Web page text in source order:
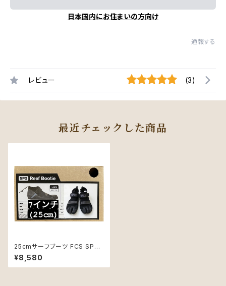
日本国内にお住まいの方向け
通報する
レビュー (3)
最近チェックした商品
25cmサーフブーツ FCS SP2
REEFBOOT
¥8,580